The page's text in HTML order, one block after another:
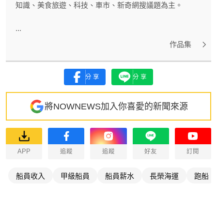
知識、美食旅遊、科技、車市、新奇網搜議題為主。
...
作品集
分享 分享
將NOWNEWS加入你喜愛的新聞來源
APP 追蹤 追蹤 好友 訂閱
船員收入 甲級船員 船員薪水 長榮海運 跑船